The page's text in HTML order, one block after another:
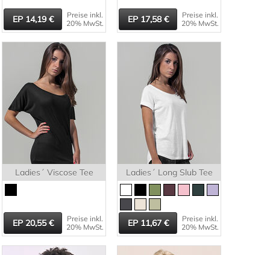
14,19
Preise inkl.
20% MwSt.
17,58
Preise inkl.
20% MwSt.
Ladies´ Viscose Tee
20,55
Preise inkl.
20% MwSt.
Ladies´ Long Slub Tee
11,67
Preise inkl.
20% MwSt.